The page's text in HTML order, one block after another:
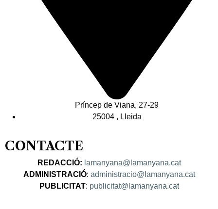
Príncep de Viana, 27-29
25004 , Lleida
CONTACTE
REDACCIÓ: lamanyana@lamanyana.cat
ADMINISTRACIÓ: administracio@lamanyana.cat
PUBLICITAT: publicitat@lamanyana.cat